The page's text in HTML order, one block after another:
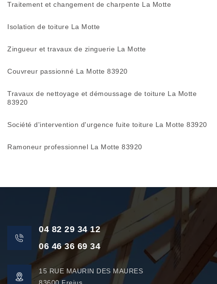
Traitement et changement de charpente La Motte
Isolation de toiture La Motte
Zingueur et travaux de zinguerie La Motte
Couvreur passionné La Motte 83920
Travaux de nettoyage et démoussage de toiture La Motte
83920
Société d'intervention d'urgence fuite toiture La Motte 83920
Ramoneur professionnel La Motte 83920
04 82 29 34 12
06 46 36 69 34
15 RUE MAURIN DES MAURES